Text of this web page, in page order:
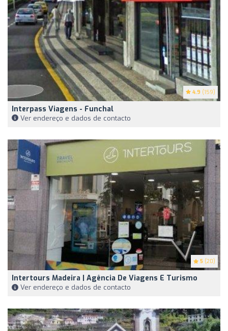
4.9 (159)
Interpass Viagens - Funchal
Ver endereço e dados de contacto
5 (20)
Intertours Madeira | Agência De Viagens E Turismo
Ver endereço e dados de contacto